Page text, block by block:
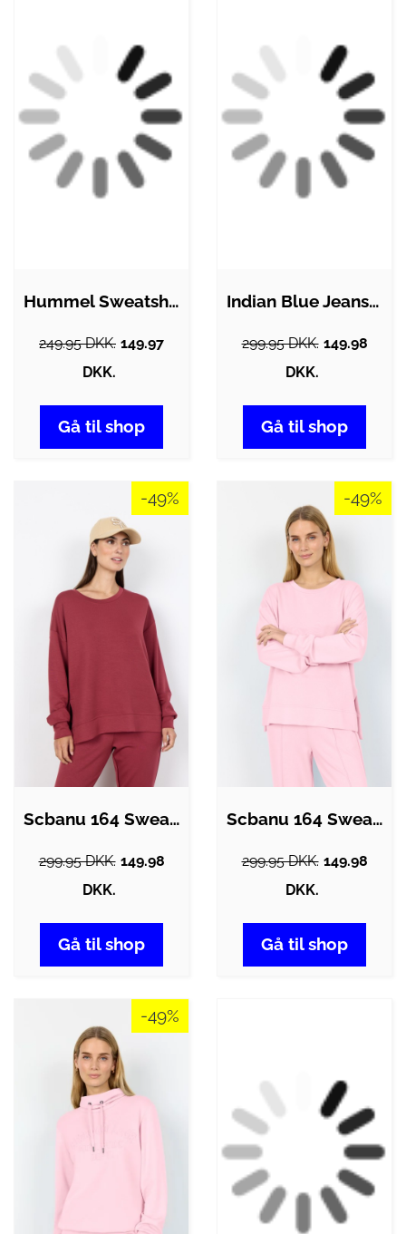
Hummel Sweatshirt - DBU - hmlCelebrate -…
249.95 DKK. 149.97
DKK.
Gå til shop
Indian Blue Jeans Sweatshirt - Burlwood…
299.95 DKK. 149.98
DKK.
Gå til shop
-49%
Scbanu 164 Sweatshirt Mørk rød
299.95 DKK. 149.98
DKK.
Gå til shop
-49%
Scbanu 164 Sweatshirt Lyserød
299.95 DKK. 149.98
DKK.
Gå til shop
-49%